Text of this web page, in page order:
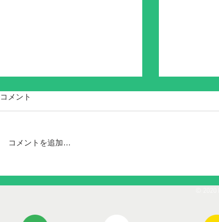
Chipolo ONE Pointのペアリン
グが出来ない場合。
Point 8/23
コメント
コメントを追加…